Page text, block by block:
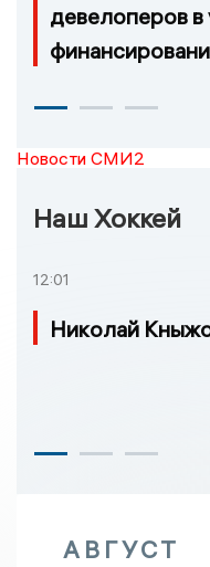
девелоперов в
Новости СМИ2
Наш Хоккей
12:01
Николай
АВГУСТ